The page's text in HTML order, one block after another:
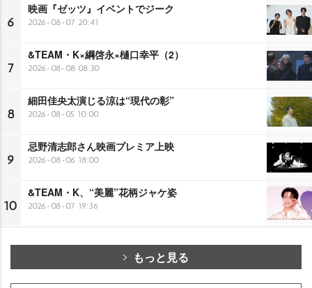
6
映画『ゼッツ』イベントでジーク
2026-08-07 20:41
7
&TEAM・K×綱啓永×樋口幸平（2）
2026-08-08 08:30
8
細田佳央太演じる涼は“現代の彰”
2026-08-05 10:00
9
忌野清志郎さん映画プレミア上映
2026-08-06 18:00
10
&TEAM・K、“美麗”花柄ジャケ姿
2026-08-07 19:36
もっと見る